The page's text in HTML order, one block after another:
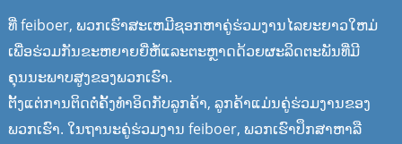
ທີ່ feiboer, ພວກເຮົາສະເຫມີຊອກຫາຄູ່ຮ່ວມງານໄລຍະຍາວໃຫມ່
ເພື່ອຮ່ວມກັນຂະຫຍາຍຍີ່ຫໍ້ແລະຕະຫຼາດດ້ວຍຜະລິດຕະພັນທີ່ມີ
ຄຸນນະພາບສູງຂອງພວກເຮົາ.
ຕັ້ງແຕ່ການຕິດຕໍ່ຄັ້ງທຳອິດກັບລູກຄ້າ, ລູກຄ້າແມ່ນຄູ່ຮ່ວມງານຂອງ
ພວກເຮົາ. ໃນຖານະຄູ່ຮ່ວມງານ feiboer, ພວກເຮົາປຶກສາຫາລື